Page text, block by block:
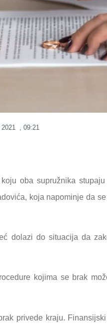
09:21
oba supružnika
koja napominje da
dolazi do situacija da
kojima se brak
privede kraju.